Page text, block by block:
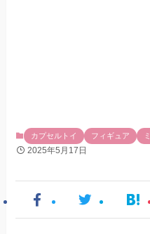
カプセルトイ フィギュア
2025年5月17日